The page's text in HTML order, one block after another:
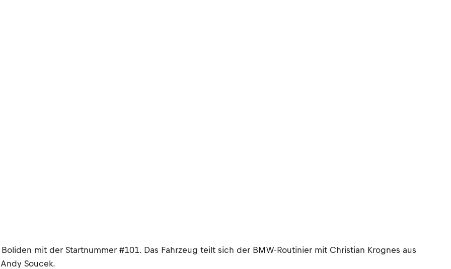
mit der Startnummer #101. Das Fahrzeug teilt sich der BMW-Routinier mit Christian Krognes aus
Soucek.